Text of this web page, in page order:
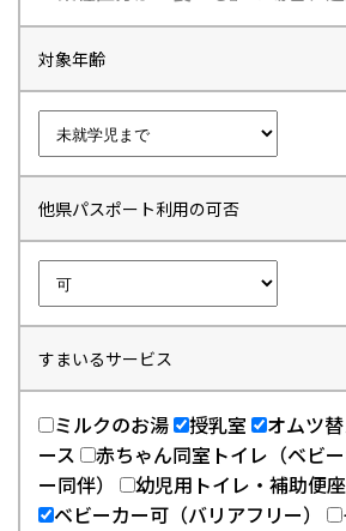
対象年齢
他県パスポート利用の可否
すまいるサービス
ミルクのお湯 授乳室 オムツ
ース
赤ちゃん同室トイレ（ベビ
ー同伴）
幼児用トイレ・補助便座
ベビーカー可（バリアフリー）